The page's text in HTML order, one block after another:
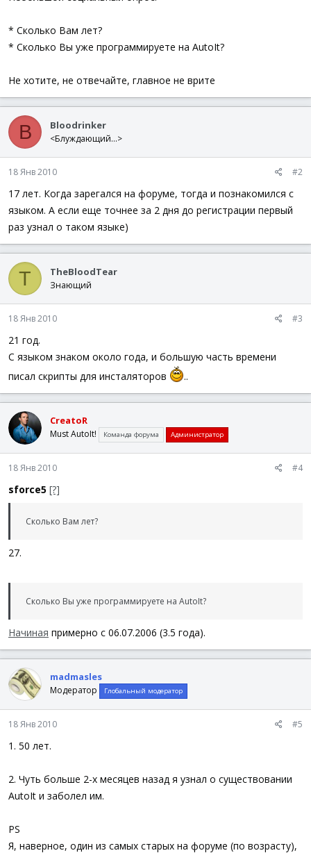
* Сколько Вам лет?
* Сколько Вы уже программируете на AutoIt?
Не хотите, не отвечайте, главное не врите
B Bloodrinker
<Блуждающий...>
18 Янв 2010 #2
17 лет. Когда зарегался на форуме, тогда и познакомился с
языком. А если еще точнее за 2 дня до регистрации первый
раз узнал о таком языке)
T TheBloodTear
Знающий
18 Янв 2010 #3
21 год.
С языком знаком около года, и большую часть времени
писал скрипты для инсталяторов
..
CreatoR
Must AutoIt! Команда форума Администратор
18 Янв 2010 #4
sforce5 [?]
Сколько Вам лет?
27.
Сколько Вы уже программируете на AutoIt?
Начиная примерно с 06.07.2006 (3.5 года).
madmasles
Модератор Глобальный модератор
18 Янв 2010 #5
1. 50 лет.
2. Чуть больше 2-х месяцев назад я узнал о существовании
AutoIt и заболел им.
PS
Я, наверное, один из самых старых на форуме (по возрасту),